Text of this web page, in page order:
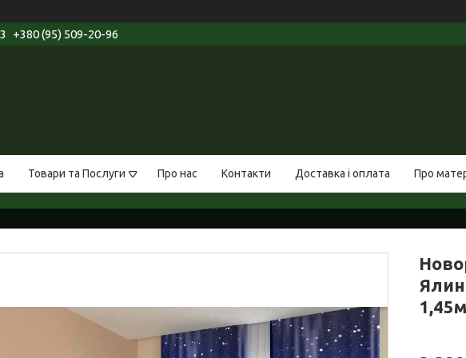
+380 (95) 509-20-96
Товари та Послуги Про нас Контакти Доставка і оплата Про